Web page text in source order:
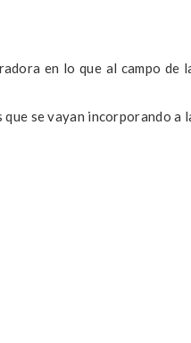
en lo que al campo de
se vayan incorporando a